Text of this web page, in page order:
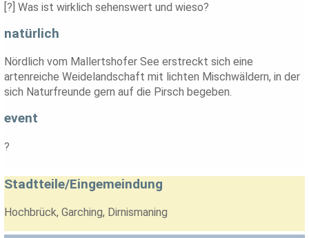
[?] Was ist wirklich sehenswert und wieso?
natürlich
Nördlich vom Mallertshofer See erstreckt sich eine
artenreiche Weidelandschaft mit lichten Mischwäldern, in der
sich Naturfreunde gern auf die Pirsch begeben.
event
?
Stadtteile/Eingemeindung
Hochbrück, Garching, Dirnismaning